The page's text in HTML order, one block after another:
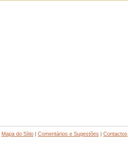
Mapa do Sítio | Comentários e Sugestões | Contactos